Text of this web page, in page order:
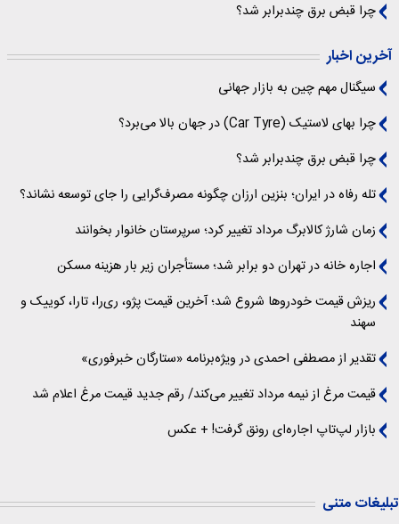
چرا قبض برق چندبرابر شد؟
آخرین اخبار
سیگنال‌ مهم چین به بازار جهانی
چرا بهای لاستیک (Car Tyre) در جهان بالا می‌برد؟
چرا قبض برق چندبرابر شد؟
تله رفاه در ایران؛ بنزین ارزان چگونه مصرف‌گرایی را جای توسعه نشاند؟
زمان شارژ کالابرگ مرداد تغییر کرد؛ سرپرستان خانوار بخوانند
اجاره خانه در تهران دو برابر شد؛ مستأجران زیر بار هزینه مسکن
ریزش قیمت خودروها شروع شد؛ آخرین قیمت پژو، ری‌را، تارا، کوییک و
سهند
تقدیر از مصطفی احمدی در ویژه‌برنامه «ستارگان خبرفوری»
قیمت مرغ از نیمه مرداد تغییر می‌کند/ رقم جدید قیمت مرغ اعلام شد
بازار لپ‌تاپ اجاره‌ای رونق گرفت! + عکس
تبلیغات متنی